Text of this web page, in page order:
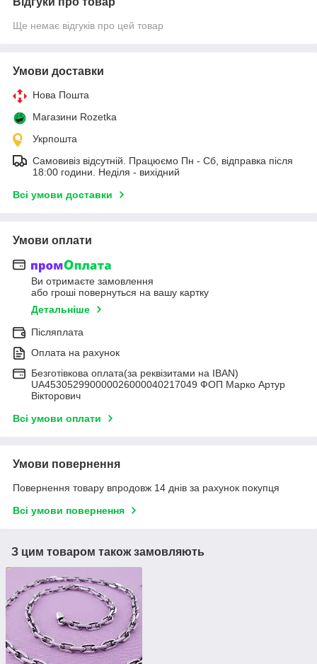
Ще немає відгуків про цей товар
Умови доставки
Нова Пошта
Магазини Rozetka
Укрпошта
Самовивіз відсутній. Працюємо Пн - Сб, відправка після
18:00 години. Неділя - вихідний
Всі умови доставки
Умови оплати
Ви отримаєте замовлення
або гроші повернуться на вашу картку
Детальніше
Післяплата
Оплата на рахунок
Безготівкова оплата(за реквізитами на IBAN)
UA453052990000026000040217049 ФОП Марко Артур
Вікторович
Всі умови оплати
Умови повернення
Повернення товару впродовж 14 днів за рахунок покупця
Всі умови повернення
З цим товаром також замовляють